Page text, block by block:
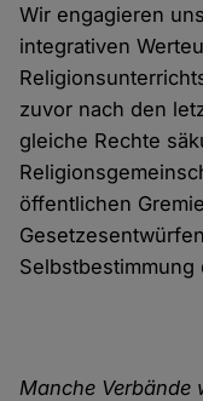
Wir engagieren
integrativen
zuvor nach den
gleiche Rechte
öffentlichen
Selbstbestimmung
Manche Verbände